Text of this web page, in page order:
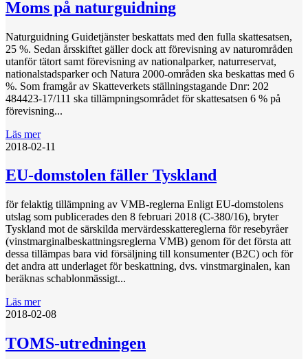
Moms på naturguidning
Naturguidning Guidetjänster beskattats med den fulla skattesatsen,
25 %. Sedan årsskiftet gäller dock att förevisning av naturområden
utanför tätort samt förevisning av nationalparker, naturreservat,
nationalstadsparker och Natura 2000-områden ska beskattas med 6
%. Som framgår av Skatteverkets ställningstagande Dnr: 202
484423-17/111 ska tillämpningsområdet för skattesatsen 6 % på
förevisning...
Läs mer
2018-02-11
EU-domstolen fäller Tyskland
för felaktig tillämpning av VMB-reglerna Enligt EU-domstolens
utslag som publicerades den 8 februari 2018 (C-380/16), bryter
Tyskland mot de särskilda mervärdesskattereglerna för resebyråer
(vinstmarginalbeskattningsreglerna VMB) genom för det första att
dessa tillämpas bara vid försäljning till konsumenter (B2C) och för
det andra att underlaget för beskattning, dvs. vinstmarginalen, kan
beräknas schablonmässigt...
Läs mer
2018-02-08
TOMS-utredningen